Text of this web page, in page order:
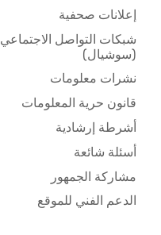
إعلانات صحفية
شبكات التواصل الاجتماعي
(سوشيال)
نشرات معلومات
قانون حرية المعلومات
أشرطة إرشادية
أسئلة شائعة
مشاركة الجمهور
الدعم الفني للموقع